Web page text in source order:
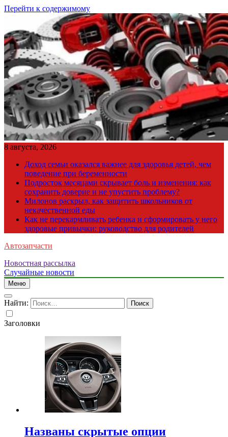
Перейти к содержимому
8 августа, 2026
Доход семьи оказался важнее для здоровья детей, чем
поведение при беременности
Подросток месяцами скрывает боль и изменения: как
сохранить доверие и не упустить проблему?
Милонов раскрыл, как защитить школьников от
некачественной еды
Как не перекармливать ребенка и сформировать у него
здоровые привычки: руководство для родителей
Автозапчасти
Новостная рассылка
Случайные новости
Меню
Найти:
Заголовки
Названы скрытые опции